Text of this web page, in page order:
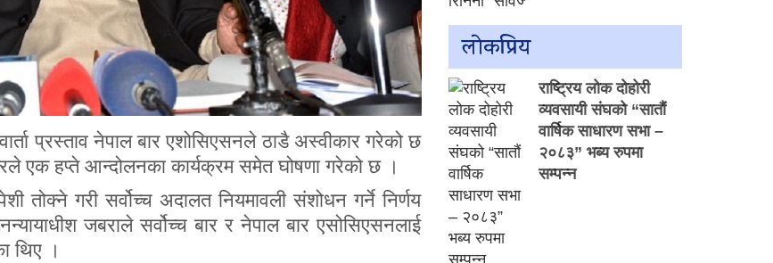
प्रस्ताव नेपाल बार एशोसिएसनले ठाडै अस्वीकार गरेको छ
एक हप्ते आन्दोलनका कार्यक्रम समेत घोषणा गरेको छ ।
तोक्ने गरी सर्वोच्च अदालत नियमावली संशोधन गर्ने निर्णय
जबराले सर्वोच्च बार र नेपाल बार एसोसिएसनलाई
थिए ।
लाेकप्रिय
राष्ट्रिय लोक दोहोरी
व्यवसायी संघको “सातौं
वार्षिक साधारण सभा –
२०८३” भब्य रुपमा
सम्पन्न